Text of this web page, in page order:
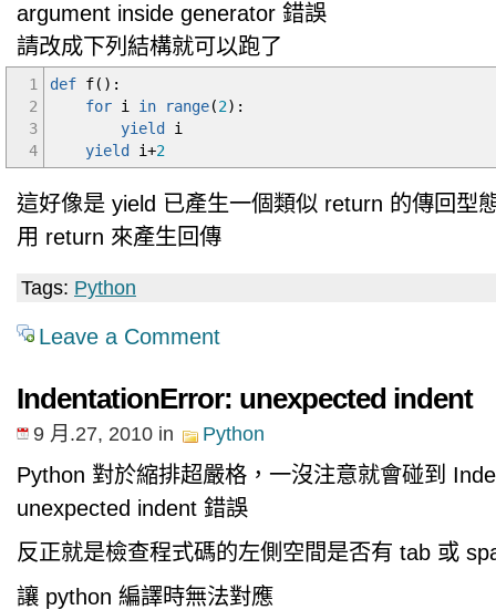
argument inside generator 錯誤
請改成下列結構就可以跑了
1
2
3
4
def f( ) :
for i in range(2) :
yield
i
yield
i+2
這好像是 yield 已產生一個類似 return 的傳回型
用 return 來產生回傳
Tags: Python
Leave a Comment
IndentationError: unexpected indent
9 月.27, 2010 in Python
Python 對於縮排超嚴格，一沒注意就會碰到
unexpected indent 錯誤
反正就是檢查程式碼的左側空間是否有 tab 或
讓 python 編譯時無法對應